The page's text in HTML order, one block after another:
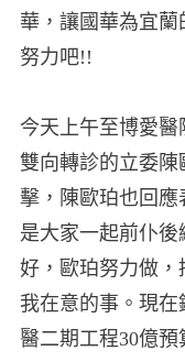
華，讓國華為宜
努力吧!!
今天上午至博愛
雙向轉診的立委
擊，陳歐珀也回
是大家一起前仆
好，歐珀努力做
我在意的事。現
醫二期工程30億